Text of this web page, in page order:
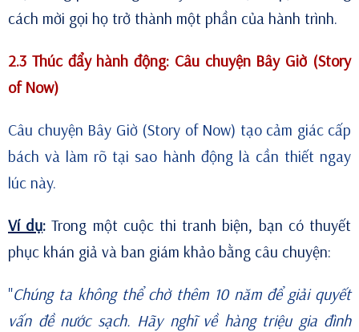
cách mời gọi họ trở thành một phần của hành trình.
2.3 Thúc đẩy hành động: Câu chuyện Bây Giờ (Story
of Now)
Câu chuyện Bây Giờ (Story of Now) tạo cảm giác cấp
bách và làm rõ tại sao hành động là cần thiết ngay
lúc này.
Ví dụ: Trong một cuộc thi tranh biện, bạn có thuyết
phục khán giả và ban giám khảo bằng câu chuyện:
"Chúng ta không thể chờ thêm 10 năm để giải quyết
vấn đề nước sạch. Hãy nghĩ về hàng triệu gia đình